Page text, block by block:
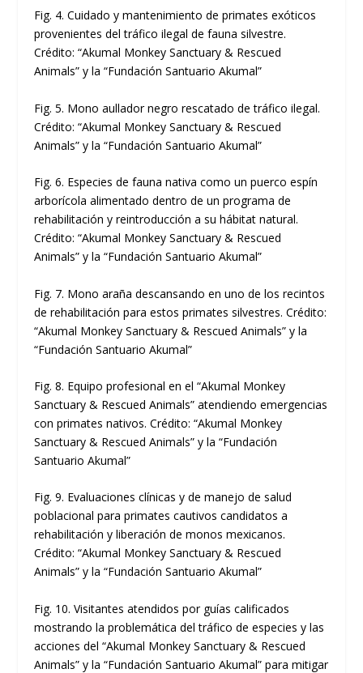
Fig. 4. Cuidado y mantenimiento de primates exóticos
provenientes del tráfico ilegal de fauna silvestre.
Crédito: “Akumal Monkey Sanctuary & Rescued
Animals” y la “Fundación Santuario Akumal”
Fig. 5. Mono aullador negro rescatado de tráfico ilegal.
Crédito: “Akumal Monkey Sanctuary & Rescued
Animals” y la “Fundación Santuario Akumal”
Fig. 6. Especies de fauna nativa como un puerco espín
arborícola alimentado dentro de un programa de
rehabilitación y reintroducción a su hábitat natural.
Crédito: “Akumal Monkey Sanctuary & Rescued
Animals” y la “Fundación Santuario Akumal”
Fig. 7. Mono araña descansando en uno de los recintos
de rehabilitación para estos primates silvestres. Crédito:
“Akumal Monkey Sanctuary & Rescued Animals” y la
“Fundación Santuario Akumal”
Fig. 8. Equipo profesional en el “Akumal Monkey
Sanctuary & Rescued Animals” atendiendo emergencias
con primates nativos. Crédito: “Akumal Monkey
Sanctuary & Rescued Animals” y la “Fundación
Santuario Akumal”
Fig. 9. Evaluaciones clínicas y de manejo de salud
poblacional para primates cautivos candidatos a
rehabilitación y liberación de monos mexicanos.
Crédito: “Akumal Monkey Sanctuary & Rescued
Animals” y la “Fundación Santuario Akumal”
Fig. 10. Visitantes atendidos por guías calificados
mostrando la problemática del tráfico de especies y las
acciones del “Akumal Monkey Sanctuary & Rescued
Animals” y la “Fundación Santuario Akumal” para mitigar